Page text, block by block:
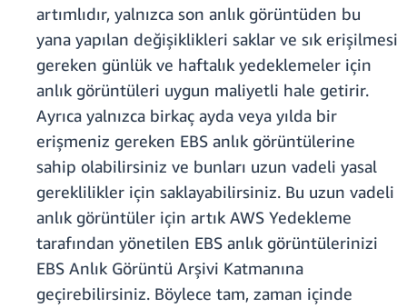
artımlıdır, yalnızca son anlık görüntüden bu
yana yapılan değişiklikleri saklar ve sık erişilmesi
gereken günlük ve haftalık yedeklemeler için
anlık görüntüleri uygun maliyetli hale getirir.
Ayrıca yalnızca birkaç ayda veya yılda bir
erişmeniz gereken EBS anlık görüntülerine
sahip olabilirsiniz ve bunları uzun vadeli yasal
gereklilikler için saklayabilirsiniz. Bu uzun vadeli
anlık görüntüler için artık AWS Yedekleme
tarafından yönetilen EBS anlık görüntülerinizi
EBS Anlık Görüntü Arşivi Katmanına
geçirebilirsiniz. Böylece tam, zaman içinde